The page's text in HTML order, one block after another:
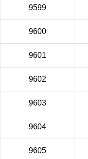
9599
9600
9601
9602
9603
9604
9605